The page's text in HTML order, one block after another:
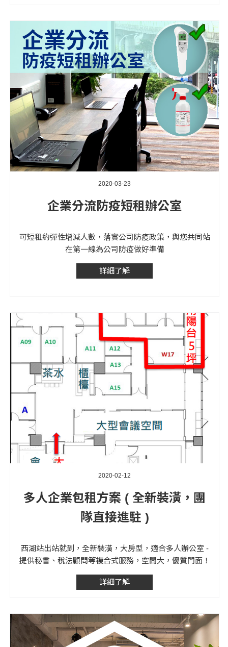
2020-03-23
企業分流防疫短租辦公室
可短租約彈性增減人數，落實公司防疫政策，與您共同站
在第一線為公司防疫做好準備
詳細了解
2020-02-12
多人企業包租方案 ( 全新裝潢，團
隊直接進駐 )
西湖站出站就到，全新裝潢，大房型，適合多人辦公室 -
提供秘書、稅法顧問等複合式服務，空間大，優質門面！
詳細了解